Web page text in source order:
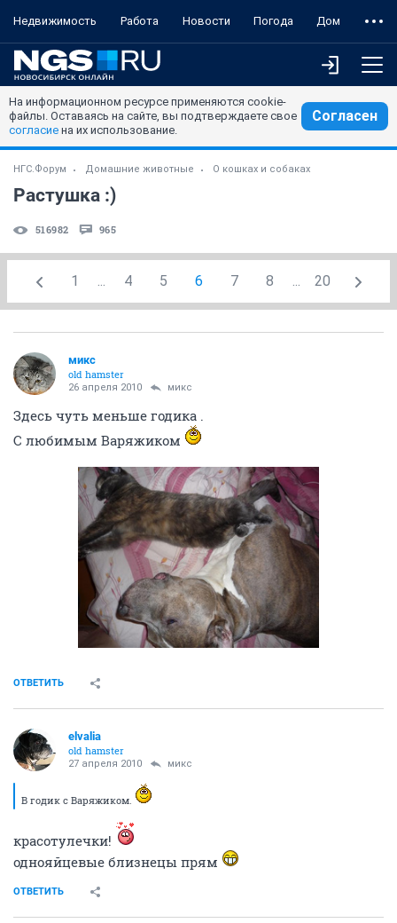
Недвижимость Работа Новости Погода Дом
На информационном ресурсе применяются cookie-
файлы. Оставаясь на сайте, вы подтверждаете свое
согласие на их использование.
Согласен
НГС.Форум Домашние животные О кошках и собаках
Растушка :)
516982 965
1 ... 4 5 6 7 8 ... 20
микс
old hamster
26 апреля 2010 микс
Здесь чуть меньше годика .
С любимым Варяжиком
ОТВЕТИТЬ
elvalia
old hamster
27 апреля 2010 микс
В годик с Варяжиком.
красотулечки!
однояйцевые близнецы прям
ОТВЕТИТЬ